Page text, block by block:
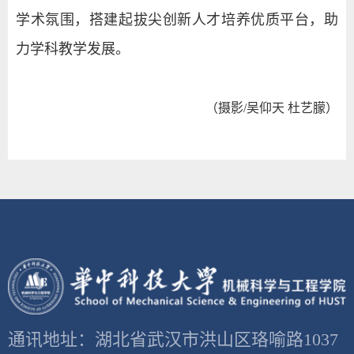
学术氛围，搭建起拔尖创新人才培养优质平台，助
力学科教学发展。
（摄影/吴仰天 杜艺朦）
通讯地址：湖北省武汉市洪山区珞喻路1037